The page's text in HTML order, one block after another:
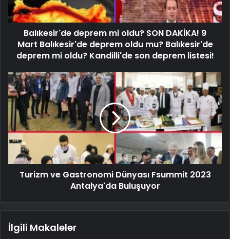
Balıkesir'de deprem mi oldu? SON DAKİKA! 9
Mart Balıkesir'de deprem oldu mu? Balıkesir'de
deprem mi oldu? Kandilli'de son deprem listesi!
Turizm ve Gastronomi Dünyası Fsummit 2023
Antalya'da Buluşuyor
İlgili Makaleler